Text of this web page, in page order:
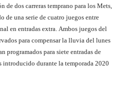
de dos carreras temprano para los Mets,
de una serie de cuatro juegos entre
en entradas extra. Ambos juegos del
para compensar la lluvia del lunes
programados para siete entradas de
introducido durante la temporada 2020